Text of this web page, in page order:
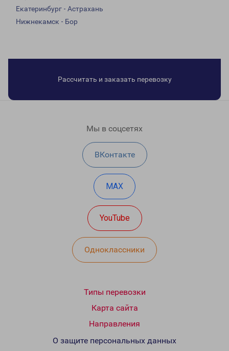
Екатеринбург - Астрахань
Нижнекамск - Бор
Рассчитать и заказать перевозку
Мы в соцсетях
ВКонтакте
MAX
YouTube
Одноклассники
Типы перевозки
Карта сайта
Направления
О защите персональных данных